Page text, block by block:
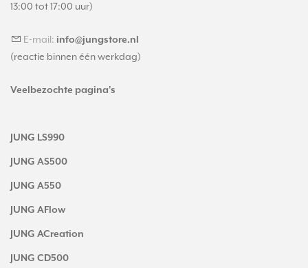
13:00 tot 17:00 uur)
E-mail: info@jungstore.nl
(reactie binnen één werkdag)
Veelbezochte pagina's
JUNG LS990
JUNG AS500
JUNG A550
JUNG AFlow
JUNG ACreation
JUNG CD500